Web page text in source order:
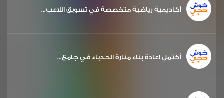
أكاديمية رياضية متخصصة في تسويق اللاعب...
أكتمل اعادة بناء منارة الحدباء في جامع...